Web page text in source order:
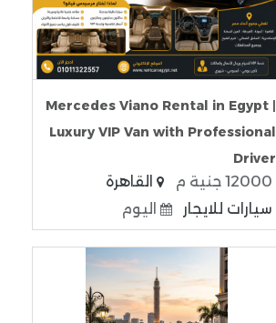
Mercedes Viano Rental in Egypt |
Luxury VIP Van with Professional
Driver
12000 جنية م
القاهرة
سيارات للايجار
اليوم